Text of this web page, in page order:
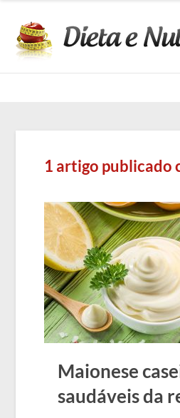
1 artigo publicado
Maionese
saudáveis da